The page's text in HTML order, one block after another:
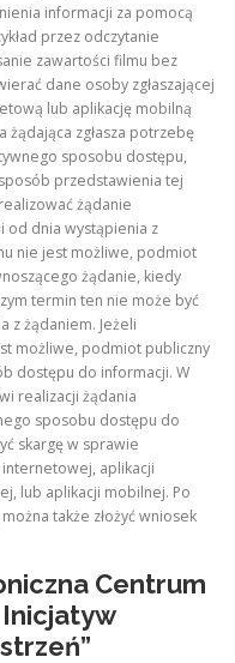
informacji za pomocą
przez odczytanie
zawartości filmu bez
dane osoby zgłaszającej
lub aplikację mobilną
żądająca zgłasza potrzebę
sposobu dostępu,
przedstawienia tej
żądanie
od dnia wystąpienia z
nie jest możliwe, podmiot
żądanie, kiedy
termin ten nie może być
z żądaniem. Jeżeli
możliwe, podmiot publiczny
dostępu do informacji. W
realizacji żądania
sposobu dostępu do
skargę w sprawie
aplikacji
lub aplikacji mobilnej. Po
także złożyć wniosek
Centrum